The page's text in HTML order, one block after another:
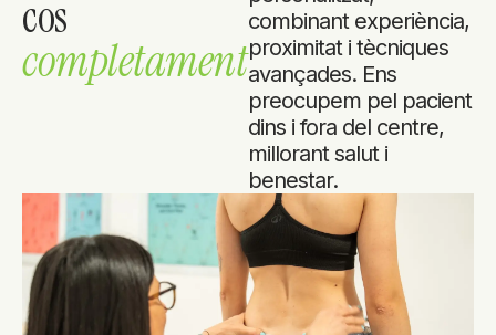
cos
completament
combinant experiència,
proximitat i tècniques
avançades. Ens
preocupem pel pacient
dins i fora del centre,
millorant salut i
benestar.